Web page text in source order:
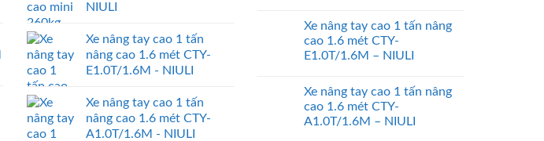
NIULI
Xe nâng tay cao 1 tấn
nâng cao 1.6 mét CTY-
E1.0T/1.6M - NIULI
Xe nâng tay cao 1 tấn
nâng cao 1.6 mét CTY-
A1.0T/1.6M - NIULI
Xe nâng tay cao 1 tấn nâng
cao 1.6 mét CTY-
E1.0T/1.6M – NIULI
Xe nâng tay cao 1 tấn nâng
cao 1.6 mét CTY-
A1.0T/1.6M – NIULI